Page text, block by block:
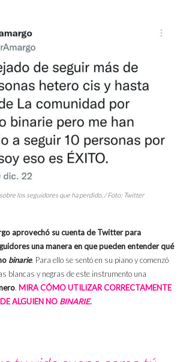
los seguidores que ha perdido. / Foto: Twitter
aprovechó su cuenta de Twitter para
una manera en que pueden entender qué
binarie. Para ello se sentó en su piano y comenzó
blancas y negras de este instrumento una
. MIRA CÓMO UTILIZAR CORRECTAMENTE
ALGUIEN NO BINARIE.